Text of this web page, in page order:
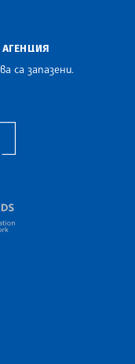
са запазени.
Balkan News Agencies